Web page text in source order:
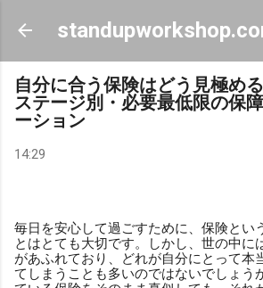
スキップしてメイン コンテン
自分に合う保険はどう見極め
ステージ別・必要最低限の保
ーション
14:29
毎日を安心して過ごすために、保険とい
とはとても大切です。しかし、世の中に
があふれており、どれが自分にとって本
てしまうことも多いのではないでしょう